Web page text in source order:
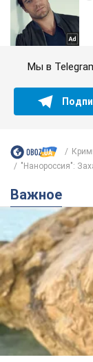
Мы в
"Нанороссия":
Важное